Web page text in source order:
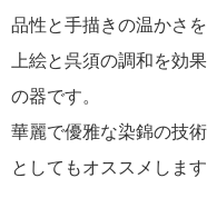
品性と手描きの温かさを
上絵と呉須の調和を効
の器です。
華麗で優雅な染錦の技
としてもオススメします